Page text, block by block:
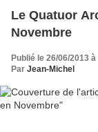
Le Quatuor
Novembre
Publié le 26/06/2013
Par Jean-Michel